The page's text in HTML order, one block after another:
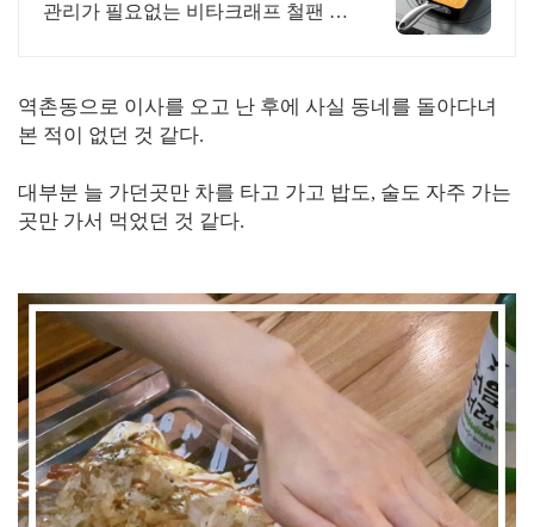
관리가 필요없는 비타크래프 철팬 계
역촌동으로 이사를 오고 난 후에 사실 동네를 돌아다녀
본 적이 없던 것 같다.
대부분 늘 가던곳만 차를 타고 가고 밥도, 술도 자주 가는
곳만 가서 먹었던 것 같다.